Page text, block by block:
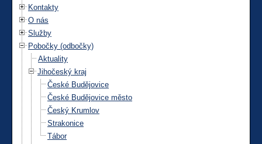
Kontakty
O nás
Služby
Pobočky (odbočky)
Aktuality
Jihočeský kraj
České Budějovice
České Budějovice město
Český Krumlov
Strakonice
Tábor